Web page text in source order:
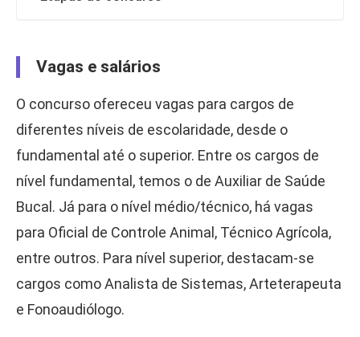
Vagas e salários
O concurso ofereceu vagas para cargos de
diferentes níveis de escolaridade, desde o
fundamental até o superior. Entre os cargos de
nível fundamental, temos o de Auxiliar de Saúde
Bucal. Já para o nível médio/técnico, há vagas
para Oficial de Controle Animal, Técnico Agrícola,
entre outros. Para nível superior, destacam-se
cargos como Analista de Sistemas, Arteterapeuta
e Fonoaudiólogo.